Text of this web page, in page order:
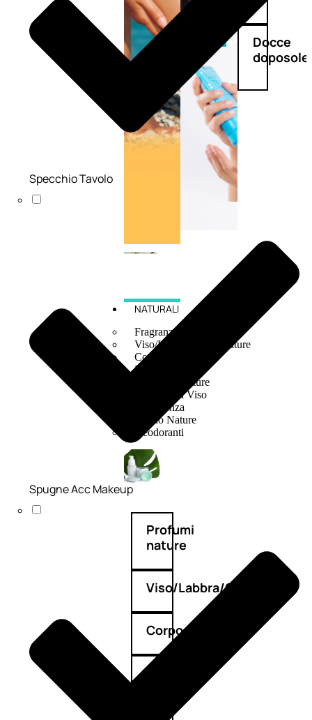
Doposole
Docce
doposole
NATURALI
Fragranze Nature
Viso/Labbra/Occhi Nature
Corpo
Mani
Maschera Nature
Trattamenti Viso
Detergenza
Bagno Nature
Deodoranti
Profumi
nature
Viso/Labbra/Occhi
Corpo
Mani
Specchio Tavolo
Spugne Acc Makeup